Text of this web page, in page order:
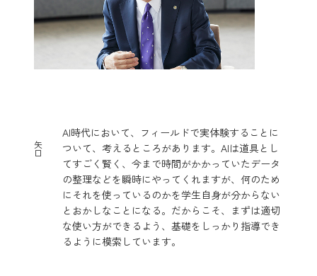
矢
口
AI時代において、フィールドで実体験することに
ついて、考えるところがあります。AIは道具とし
てすごく賢く、今まで時間がかかっていたデータ
の整理などを瞬時にやってくれますが、何のため
にそれを使っているのかを学生自身が分からない
とおかしなことになる。だからこそ、まずは適切
な使い方ができるよう、基礎をしっかり指導でき
るように模索しています。